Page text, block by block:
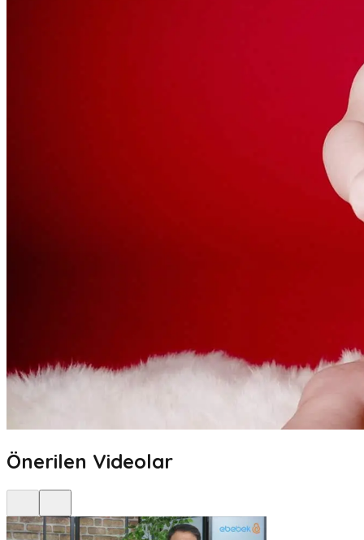
Önerilen Videolar